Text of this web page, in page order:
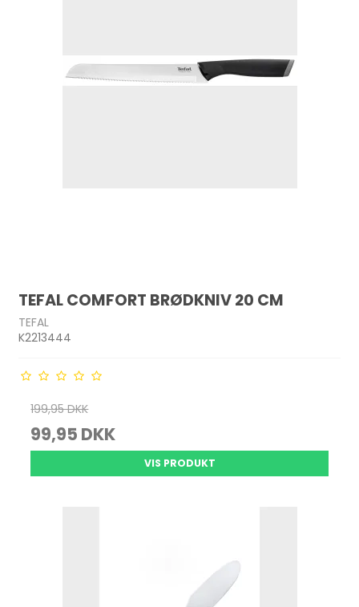
TEFAL COMFORT BRØDKNIV 20 CM
TEFAL
K2213444
199,95 DKK
99,95 DKK
VIS PRODUKT